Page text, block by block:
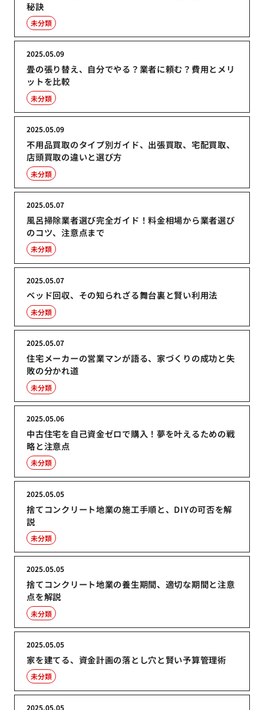
秘訣
未分類
畳の張り替え、自分でやる？業者に頼む？費用とメリ
ットを比較
2025.05.09
未分類
不用品買取のタイプ別ガイド、出張買取、宅配買取、
店頭買取の違いと選び方
2025.05.09
未分類
風呂掃除業者選び完全ガイド！料金相場から業者選び
のコツ、注意点まで
2025.05.07
未分類
ベッド回収、その知られざる舞台裏と賢い利用法
2025.05.07
未分類
住宅メーカーの営業マンが語る、家づくりの成功と失
敗の分かれ道
2025.05.07
未分類
中古住宅を自己資金ゼロで購入！夢を叶えるための戦
略と注意点
2025.05.06
未分類
捨てコンクリート地業の施工手順と、DIYの可否を解
説
2025.05.05
未分類
捨てコンクリート地業の養生期間、適切な期間と注意
点を解説
2025.05.05
未分類
家を建てる、資金計画の落とし穴と賢い予算管理術
2025.05.05
未分類
2025.05.05